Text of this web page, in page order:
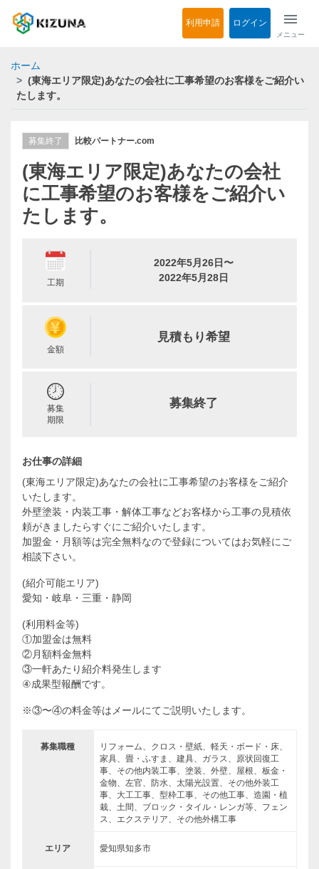
利用申請 ログイン menu
メニュー
ホーム
(東海エリア限定)あなたの会社に工事希望のお客様をご紹介い
たします。
募集終了 比較パートナー.com
(東海エリア限定)あなたの会社
に工事希望のお客様をご紹介い
たします。
工期
2022年5月26日〜
2022年5月28日
金額
見積もり希望
募集
期限
募集終了
お仕事の詳細
(東海エリア限定)あなたの会社に工事希望のお客様をご紹介
いたします。
外壁塗装・内装工事・解体工事などお客様から工事の見積依
頼がきましたらすぐにご紹介いたします。
加盟金・月額等は完全無料なので登録についてはお気軽にご
相談下さい。
(紹介可能エリア)
愛知・岐阜・三重・静岡
(利用料金等)
①加盟金は無料
②月額料金無料
③一軒あたり紹介料発生します
④成果型報酬です。
※③〜④の料金等はメールにてご説明いたします。
募集職種
リフォーム、クロス・壁紙、軽天・ボード・床、
家具、畳・ふすま、建具、ガラス、原状回復工
事、その他内装工事、塗装、外壁、屋根、板金・
金物、左官、防水、太陽光設置、その他外装工
事、大工工事、型枠工事、その他工事、造園・植
栽、土間、ブロック・タイル・レンガ等、フェン
ス、エクステリア、その他外構工事
エリア 愛知県知多市